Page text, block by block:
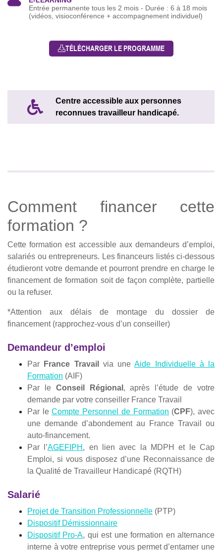
Entrée permanente tous les 2 mois - Durée : 6 à 18 mois
(vidéos, visioconférence + accompagnement individuel)
TÉLÉCHARGER LE PROGRAMME
Centre accessible aux personnes
reconnues travailleur handicapé.
Comment financer cette
formation ?
Cette formation est accessible aux demandeurs d’emploi,
salariés ou entrepreneurs. Les financeurs listés ci-dessous
étudieront votre demande et pourront prendre en charge le
financement de formation soit de façon complète, partielle
ou la refuser.
*Attention aux délais de montage du dossier de
financement (rapprochez-vous d’un conseiller)
Demandeur d’emploi
Par France Travail via uneAide Individuelle à la
Formation (AIF)
Par le Conseil Régional , après l’étude de votre
demande par votre conseiller France Travail
Par leCompte Personnel de Formation (CPF), avec
une demande d’abondement au France Travail ou
auto-financement.
Par l’AGEFIPH , en lien avec la MDPH et le Cap
Emploi, si vous disposez d’une Reconnaissance de
la Qualité de Travailleur Handicapé (RQTH)
Salarié
Projet de Transition Professionnelle (PTP)
Dispositif Démissionnaire
Dispositif Pro-A, qui est une formation en alternance
interne à votre entreprise vous permet d’entamer une